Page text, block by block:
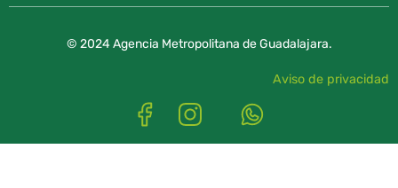
© 2024 Agencia Metropolitana de Guadalajara.
Aviso de privacidad